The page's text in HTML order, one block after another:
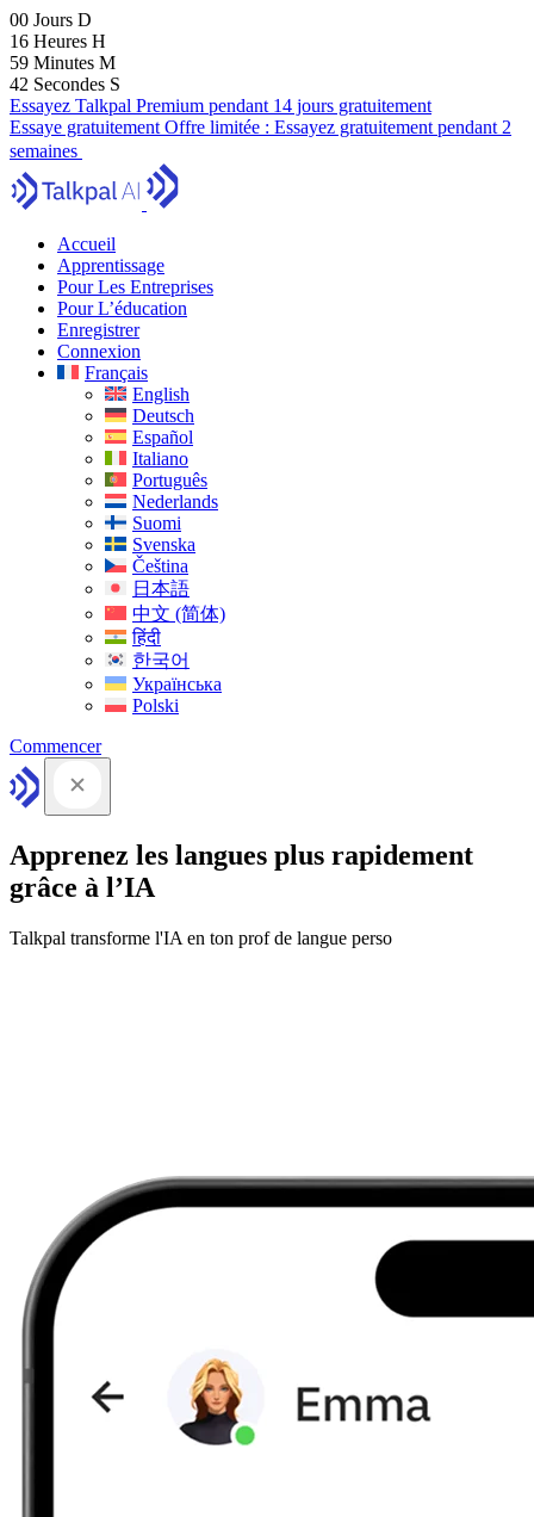
00 Jours D
16 Heures H
59 Minutes M
41 Secondes S
Essayez Talkpal Premium pendant 14 jours gratuitement
Essaye gratuitement Offre limitée : Essayez gratuitement pendant 2
semaines
Accueil
Apprentissage
Pour Les Entreprises
Pour L’éducation
Enregistrer
Connexion
Français
English
Deutsch
Español
Italiano
Português
Nederlands
Suomi
Svenska
Čeština
日本語
中文 (简体)
हिंदी
한국어
Українська
Polski
Commencer
Apprenez les langues plus rapidement
grâce à l’IA
Talkpal transforme l'IA en ton prof de langue perso